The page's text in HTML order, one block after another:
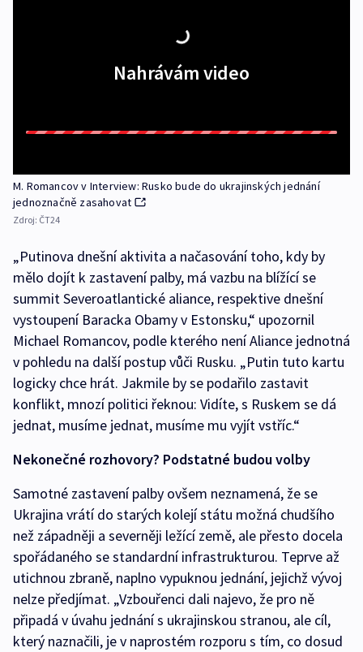
Nahrávám video
M. Romancov v Interview: Rusko bude do ukrajinských jednání
jednoznačně zasahovat
Zdroj: ČT24
„Putinova dnešní aktivita a načasování toho, kdy by
mělo dojít k zastavení palby, má vazbu na blížící se
summit Severoatlantické aliance, respektive dnešní
vystoupení Baracka Obamy v Estonsku,“ upozornil
Michael Romancov, podle kterého není Aliance jednotná
v pohledu na další postup vůči Rusku. „Putin tuto kartu
logicky chce hrát. Jakmile by se podařilo zastavit
konflikt, mnozí politici řeknou: Vidíte, s Ruskem se dá
jednat, musíme jednat, musíme mu vyjít vstříc.“
Nekonečné rozhovory? Podstatné budou volby
Samotné zastavení palby ovšem neznamená, že se
Ukrajina vrátí do starých kolejí státu možná chudšího
než západněji a severněji ležící země, ale přesto docela
spořádaného se standardní infrastrukturou. Teprve až
utichnou zbraně, naplno vypuknou jednání, jejichž vývoj
nelze předjímat. „Vzbouřenci dali najevo, že pro ně
připadá v úvahu jednání s ukrajinskou stranou, ale cíl,
který naznačili, je v naprostém rozporu s tím, co dosud